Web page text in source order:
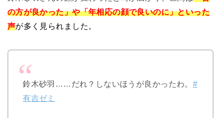
の方が良かった」や「年相応の顔で良いのに」といった
声が多く見られました。
鈴木砂羽……だれ？しないほうが良かったわ。 #
有吉ゼミ